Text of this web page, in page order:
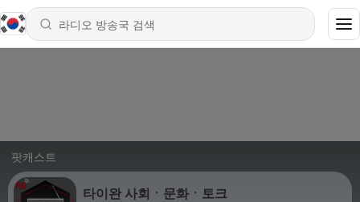
팟캐스트
타이완 사회ㆍ문화ㆍ토크